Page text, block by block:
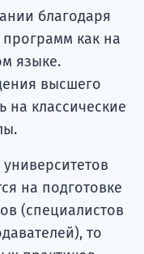
благодаря
как на
языке.
высшего
на классические
на подготовке
(специалистов
то